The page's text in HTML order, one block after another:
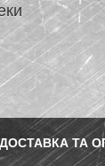
ДОСТАВКА ТА